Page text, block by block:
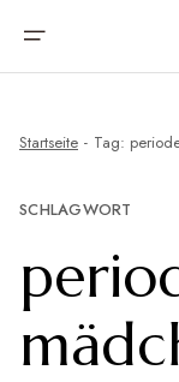
Startseite Tag:
SCHLAGWORT